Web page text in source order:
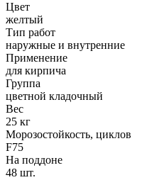
Цвет
желтый
Тип работ
наружные и внутренние
Применение
для кирпича
Группа
цветной кладочный
Вес
25 кг
Морозостойкость, циклов
F75
На поддоне
48 шт.